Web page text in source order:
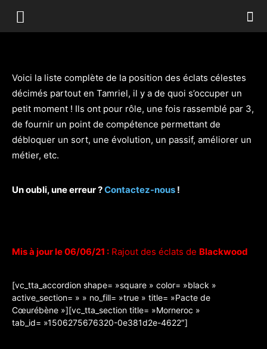
Voici la liste complète de la position des éclats célestes
décimés partout en Tamriel, il y a de quoi s’occuper un
petit moment ! Ils ont pour rôle, une fois rassemblé par 3,
de fournir un point de compétence permettant de
débloquer un sort, une évolution, un passif, améliorer un
métier, etc.
Un oubli, une erreur ?Contactez-nous !
Mis à jour le 06/06/21 : Rajout des éclats de Blackwood
[vc_tta_accordion shape= »square » color= »black »
active_section= » » no_fill= »true » title= »Pacte de
Cœurébène »][vc_tta_section title= »Morneroc »
tab_id= »1506275676320-0e381d2e-4622″]